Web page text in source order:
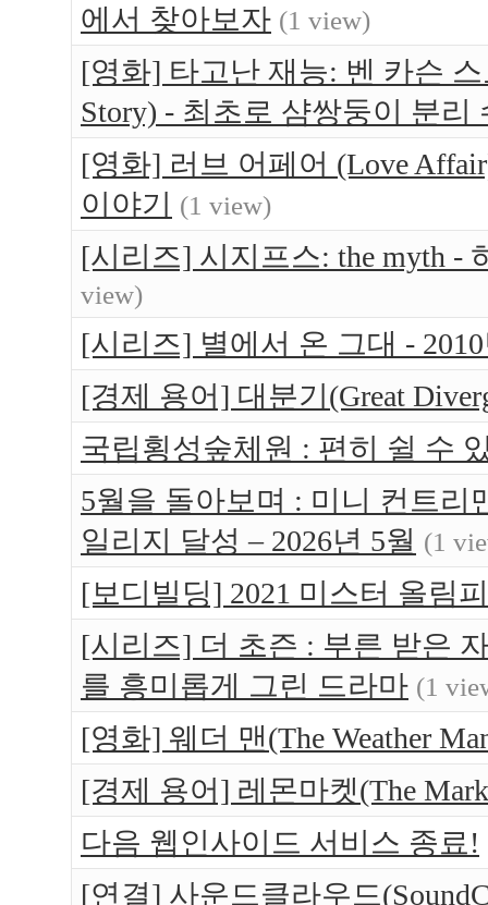
에서 찾아보자 (1 view)
[영화] 타고난 재능: 벤 카슨 스
Story) - 최초로 샴쌍둥이 분
[영화] 러브 어페어 (Love
이야기
(1 view)
[시리즈] 시지프스: the myth -
view)
[시리즈] 별에서 온 그대 -
[경제 용어] 대분기(Great
국립횡성숲체원 : 편히 쉴 수
5월을 돌아보며 : 미니 컨트리
일리지 달성 – 2026년 5월 (1
[보디빌딩] 2021 미스터 올림
[시리즈] 더 초즌 : 부른 받은
를 흥미롭게 그린 드라마 (1
[영화] 웨더 맨(The Weather
[경제 용어] 레몬마켓(The
다음 웹인사이드 서비스 종료!
[연결] 사운드클라우드